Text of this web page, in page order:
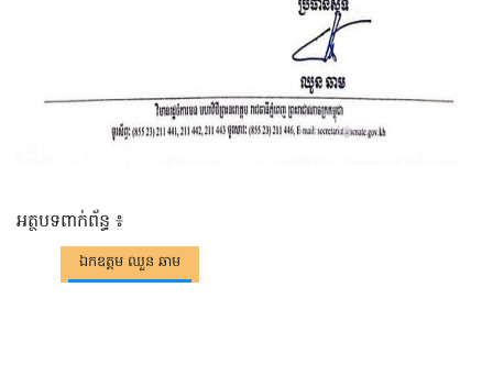
អត្ថបទពាក់ព័ន្ធ ៖
ឯកឧត្តម ឈួន ឆាម